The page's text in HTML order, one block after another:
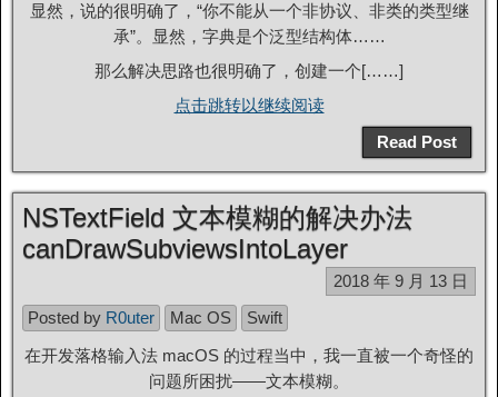
显然，说的很明确了，“你不能从一个非协议、非类的类型继
承”。显然，字典是个泛型结构体……
那么解决思路也很明确了，创建一个[……]
点击跳转以继续阅读
Read Post
NSTextField 文本模糊的解决办法
canDrawSubviewsIntoLayer
2018 年 9 月 13 日
Posted by R0uter Mac OS
Swift
在开发落格输入法 macOS 的过程当中，我一直被一个奇怪的
问题所困扰——文本模糊。